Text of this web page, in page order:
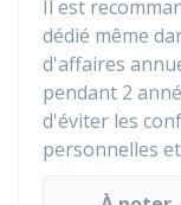
Il est
dédié même
d'affaires
pendant 2
d'éviter les
personnelles